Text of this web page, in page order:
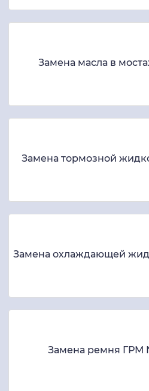
Замена масла в
Замена тормозной
Замена охлаждающей
Замена ремня ГРМ